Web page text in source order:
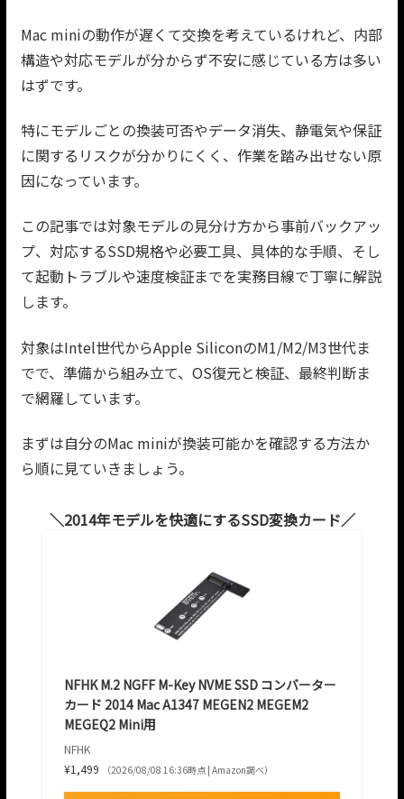
Mac miniの動作が遅くて交換を考えているけれど、内部
構造や対応モデルが分からず不安に感じている方は多い
はずです。
特にモデルごとの換装可否やデータ消失、静電気や保証
に関するリスクが分かりにくく、作業を踏み出せない原
因になっています。
この記事では対象モデルの見分け方から事前バックアッ
プ、対応するSSD規格や必要工具、具体的な手順、そし
て起動トラブルや速度検証までを実務目線で丁寧に解説
します。
対象はIntel世代からApple SiliconのM1/M2/M3世代ま
でで、準備から組み立て、OS復元と検証、最終判断ま
で網羅しています。
まずは自分のMac miniが換装可能かを確認する方法か
ら順に見ていきましょう。
2014年モデルを快適にするSSD変換カード
NFHK M.2 NGFF M-Key NVME SSD コンバーター
カード 2014 Mac A1347 MEGEN2 MEGEM2
MEGEQ2 Mini用
NFHK
¥1,499
（2026/08/08 16:36時点 | Amazon調べ）